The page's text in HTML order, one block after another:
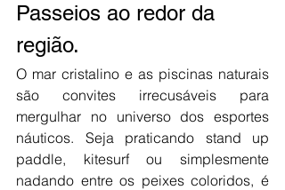
Passeios ao redor da
região.
O mar cristalino e as piscinas naturais
são convites irrecusáveis para
mergulhar no universo dos esportes
náuticos. Seja praticando stand up
paddle, kitesurf ou simplesmente
nadando entre os peixes coloridos, é